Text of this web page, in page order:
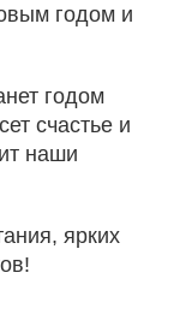
годом и
годом
счастье и
наши
ярких